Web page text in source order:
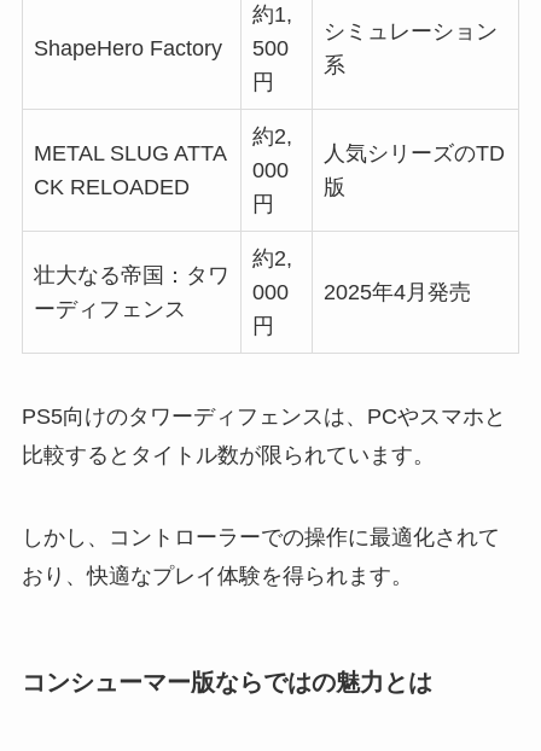
ShapeHero Factory
約1,
500
円
シミュレーション
系
METAL SLUG ATTA
CK RELOADED
約2,
000
円
人気シリーズのTD
版
壮大なる帝国：タワ
ーディフェンス
約2,
000
円
2025年4月発売
PS5向けのタワーディフェンスは、PCやスマホと
比較するとタイトル数が限られています。
しかし、コントローラーでの操作に最適化されて
おり、快適なプレイ体験を得られます。
コンシューマー版ならではの魅力とは